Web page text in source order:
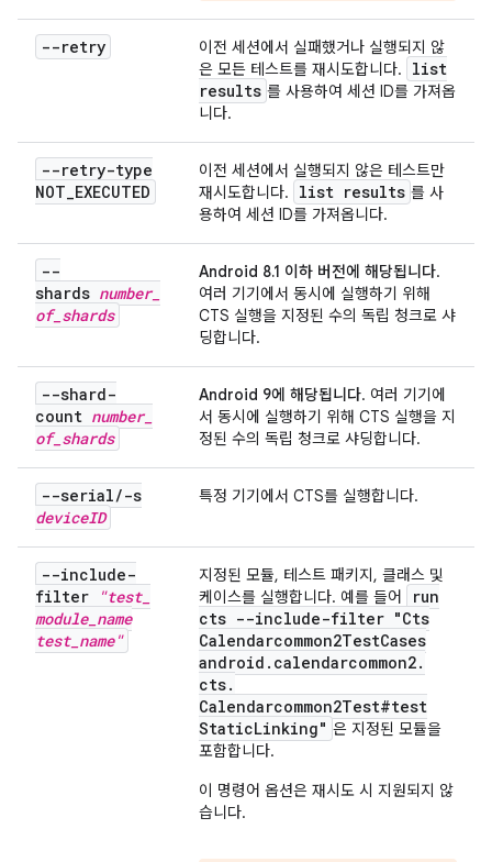
--retry
이전 세션에서 실패했거나 실행되지 않
은 모든 테스트를 재시도합니다.
list
results 를 사용하여 세션 ID를 가져옵
니다.
--retry-type
NOT_EXECUTED
이전 세션에서 실행되지 않은 테스트만
재시도합니다.
list results 를 사
용하여 세션 ID를 가져옵니다.
--
shards number_
of_ shards
Android 8.1 이하 버전에 해당됩니다.
여러 기기에서 동시에 실행하기 위해
CTS 실행을 지정된 수의 독립 청크로 샤
딩합니다.
--shard-
count number_
of_ shards
Android 9에 해당됩니다. 여러 기기에
서 동시에 실행하기 위해 CTS 실행을 지
정된 수의 독립 청크로 샤딩합니다.
--serial/-s
deviceID
특정 기기에서 CTS를 실행합니다.
--include-
filter
"test_
module_ name
test_ name"
지정된 모듈, 테스트 패키지, 클래스 및
케이스를 실행합니다. 예를 들어
run
cts --include-filter "Cts
Calendarcommon2TestCases
android . calendarcommon2.
cts.
Calendarcommon2Test#test
StaticLinking" 은 지정된 모듈을
포함합니다.
이 명령어 옵션은 재시도 시 지원되지 않
습니다.